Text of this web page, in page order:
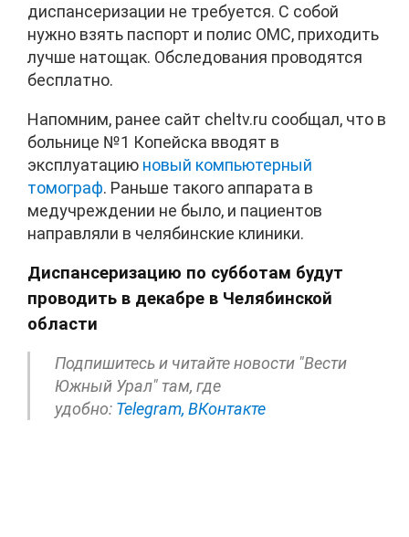
диспансеризации не требуется. С собой
нужно взять паспорт и полис ОМС, приходить
лучше натощак. Обследования проводятся
бесплатно.
Напомним, ранее сайт cheltv.ru сообщал, что в
больнице №1 Копейска вводят в
эксплуатацию новый компьютерный
томограф. Раньше такого аппарата в
медучреждении не было, и пациентов
направляли в челябинские клиники.
Диспансеризацию по субботам будут
проводить в декабре в Челябинской
области
Подпишитесь и читайте новости "Вести
Южный Урал" там, где
удобно: Telegram, ВКонтакте